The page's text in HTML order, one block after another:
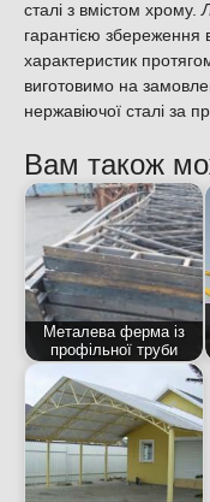
сталі з вмістом хрому.
гарантією збереження
характеристик
виготовимо на
нержавіючої сталі за
Вам також
Металева ферма із
профільної труби